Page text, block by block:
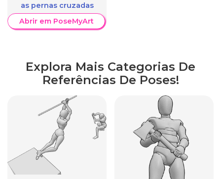
as pernas cruzadas
Abrir em PoseMyArt
Explora Mais Categorias De
Referências De Poses!